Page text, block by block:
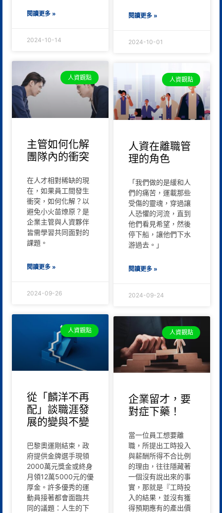
閱讀更多 »
2024-10-14
閱讀更多 »
2024-10-01
人資觀點
主管如何化解
團隊內的衝突
在人才相對稀缺的現
在，如果員工間發生
衝突，如何化解？以
避免小火苗燎原？是
企業主管與人資夥伴
皆需學習共同面對的
課題。
閱讀更多 »
2024-09-26
人資觀點
人資在離職管
理的角色
「我們做的是緩和人
們的痛苦，運載那些
受傷的靈魂，穿過讓
人恐懼的河流，直到
他們看見希望，然後
停下船，讓他們下水
游過去。」
閱讀更多 »
2024-09-24
人資觀點
從「麟洋不再
配」談職涯發
展的變與不變
巴黎奧運剛結束，政
府提供金牌選手現領
2000萬元獎金或終身
月領12萬5000元的優
厚金。許多優秀的運
動員接著都會面臨共
同的議題：人生的下
人資觀點
企業留才，要
對症下藥！
當一位員工想要離
職，所提出工時投入
與薪酬所得不合比例
的理由，往往隱藏著
一個沒有說出來的事
實，那就是『工時投
入的結果，並沒有獲
得預期應有的產出價